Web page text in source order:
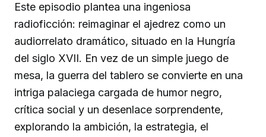
Este episodio plantea una ingeniosa
radioficción: reimaginar el ajedrez como un
audiorrelato dramático, situado en la Hungría
del siglo XVII. En vez de un simple juego de
mesa, la guerra del tablero se convierte en una
intriga palaciega cargada de humor negro,
crítica social y un desenlace sorprendente,
explorando la ambición, la estrategia, el